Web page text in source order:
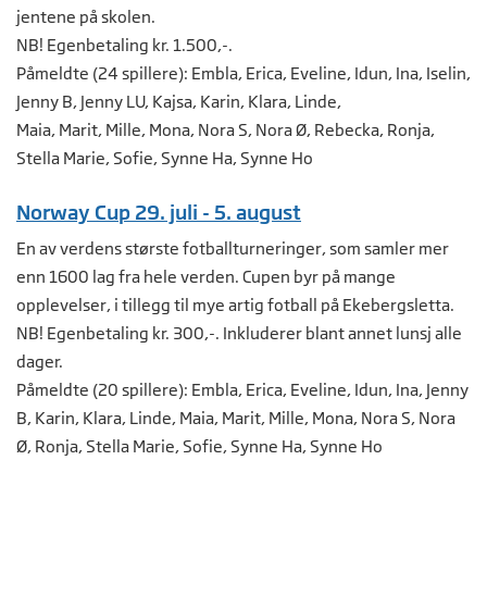
jentene på skolen.
NB! Egenbetaling kr. 1.500,-.
Påmeldte (24 spillere): Embla, Erica, Eveline, Idun, Ina, Iselin,
Jenny B, Jenny LU, Kajsa, Karin, Klara, Linde,
Maia, Marit, Mille, Mona, Nora S, Nora Ø, Rebecka, Ronja,
Stella Marie, Sofie, Synne Ha, Synne Ho
Norway Cup 29. juli - 5. august
En av verdens største fotballturneringer, som samler mer
enn 1600 lag fra hele verden. Cupen byr på mange
opplevelser, i tillegg til mye artig fotball på Ekebergsletta.
NB! Egenbetaling kr. 300,-. Inkluderer blant annet lunsj alle
dager.
Påmeldte (20 spillere): Embla, Erica, Eveline, Idun, Ina, Jenny
B, Karin, Klara, Linde, Maia, Marit, Mille, Mona, Nora S, Nora
Ø, Ronja, Stella Marie, Sofie, Synne Ha, Synne Ho